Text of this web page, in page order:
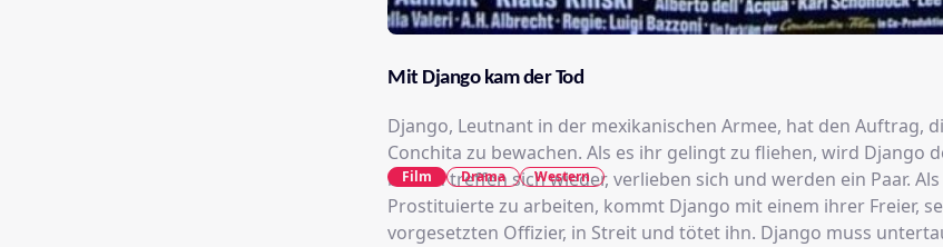
Mit Django kam der Tod
Django, Leutnant in der mexikanischen Armee, hat den Auftrag,
Conchita zu bewachen. Als es ihr gelingt zu fliehen, wird Django
beiden treffen sich wieder, verlieben sich und werden ein Paar.
Prostituierte zu arbeiten, kommt Django mit einem ihrer Freier,
vorgesetzten Offizier, in Streit und tötet ihn. Django muss
Film Drama Western